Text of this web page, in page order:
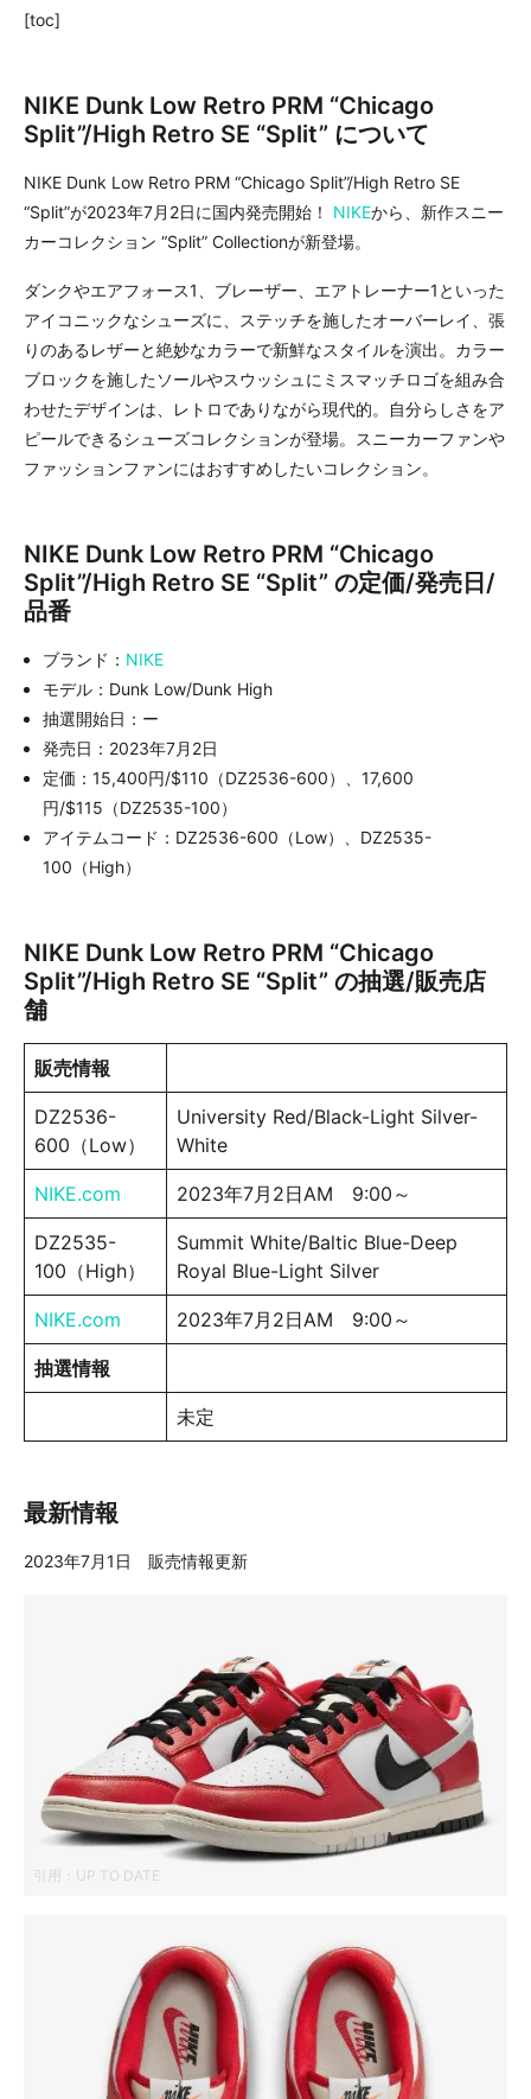
[toc]
NIKE Dunk Low Retro PRM “Chicago
Split”/High Retro SE “Split” について
NIKE Dunk Low Retro PRM “Chicago Split”/High Retro SE
“Split”が2023年7月2日に国内発売開始！ NIKEから、新作スニー
カーコレクション “Split” Collectionが新登場。
ダンクやエアフォース1、ブレーザー、エアトレーナー1といった
アイコニックなシューズに、ステッチを施したオーバーレイ、張
りのあるレザーと絶妙なカラーで新鮮なスタイルを演出。カラー
ブロックを施したソールやスウッシュにミスマッチロゴを組み合
わせたデザインは、レトロでありながら現代的。自分らしさをア
ピールできるシューズコレクションが登場。スニーカーファンや
ファッションファンにはおすすめしたいコレクション。
NIKE Dunk Low Retro PRM “Chicago
Split”/High Retro SE “Split” の定価/発売日/
品番
ブランド： NIKE
モデル：Dunk Low/Dunk High
抽選開始日：ー
発売日：2023年7月2日
定価：15,400円/$110（DZ2536-600）、17,600
円/$115（DZ2535-100）
アイテムコード：DZ2536-600（Low）、DZ2535-
100（High）
NIKE Dunk Low Retro PRM “Chicago
Split”/High Retro SE “Split” の抽選/販売店
舗
販売情報
DZ2536-
600（Low）
University Red/Black-Light Silver-
White
NIKE.com 2023年7月2日AM 9:00～
DZ2535-
100（High）
Summit White/Baltic Blue-Deep
Royal Blue-Light Silver
NIKE.com 2023年7月2日AM 9:00～
抽選情報
未定
最新情報
2023年7月1日 販売情報更新
引用： UP TO DATE